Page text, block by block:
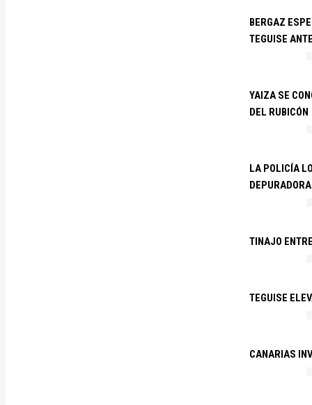
BERGAZ
TEGUISE
YAIZA SE
DEL RUBICÓN
LA POLICÍA
TINAJO
TEGUISE
CANARIAS